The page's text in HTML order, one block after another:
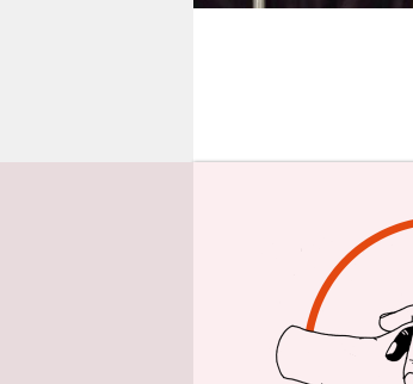
genossenschaft